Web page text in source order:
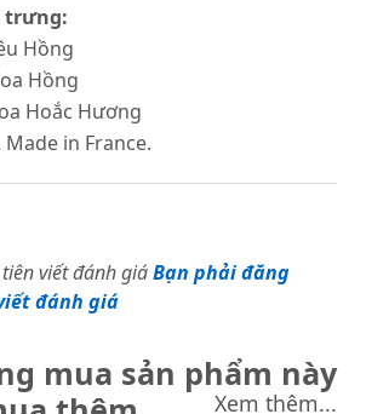
trưng:
Hồng
Hồng
Hoắc Hương
in France.
viết đánh giáBạn phải đăng
đánh giá
mua sản phẩm này
Xem thêm...